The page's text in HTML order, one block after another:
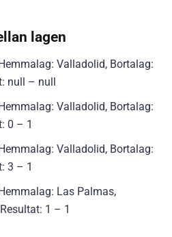
lagen
Valladolid, Bortalag:
null – null
Valladolid, Bortalag:
0 – 1
Valladolid, Bortalag:
3 – 1
Las Palmas,
1 – 1